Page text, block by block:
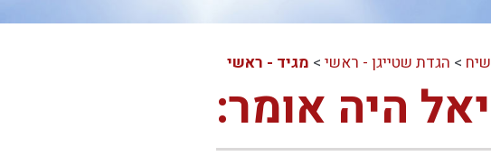
> הגדת שטייגן - ראשי> מגיד - ראשי
היה אומר: